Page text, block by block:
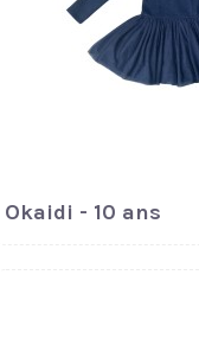
Okaidi - 10 ans